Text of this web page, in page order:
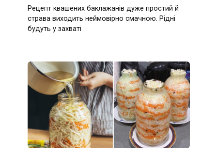
Рецепт квашених баклажанів дуже простий й
страва виходить неймовірно смачною. Рідні
будуть у захваті